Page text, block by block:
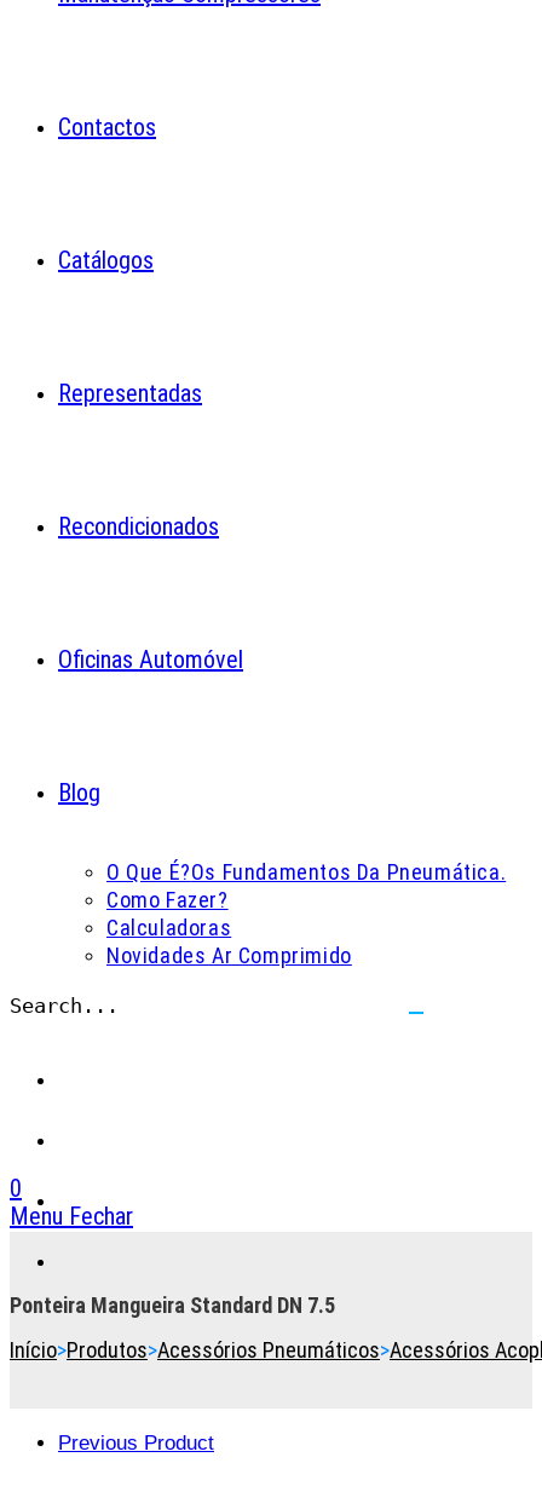
Contactos
Catálogos
Representadas
Recondicionados
Oficinas Automóvel
Blog
O Que É?Os Fundamentos Da Pneumática.
Como Fazer?
Calculadoras
Novidades Ar Comprimido
Search...
0
Menu Fechar
button
expand
Ponteira Mangueira Standard DN 7.5
Início>Produtos>Acessórios Pneumáticos>Acessórios
Previous Product